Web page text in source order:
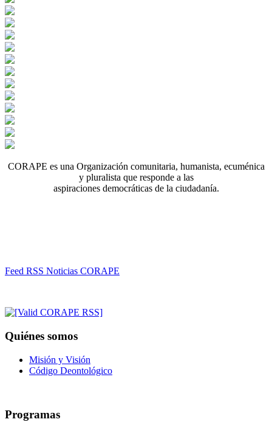
CORAPE es una Organización comunitaria, humanista, ecuménica
y pluralista que responde a las
aspiraciones democráticas de la ciudadanía.
Feed RSS Noticias CORAPE
Quiénes somos
Misión y Visión
Código Deontológico
Programas